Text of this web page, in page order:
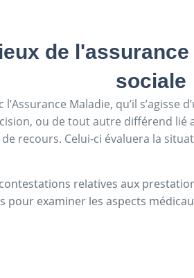
de
sociale
l’Assurance Maladie, qu’il s’agisse
ou de tout autre différend lié
de recours. Celui-ci évaluera la
relatives aux
pour examiner les aspects